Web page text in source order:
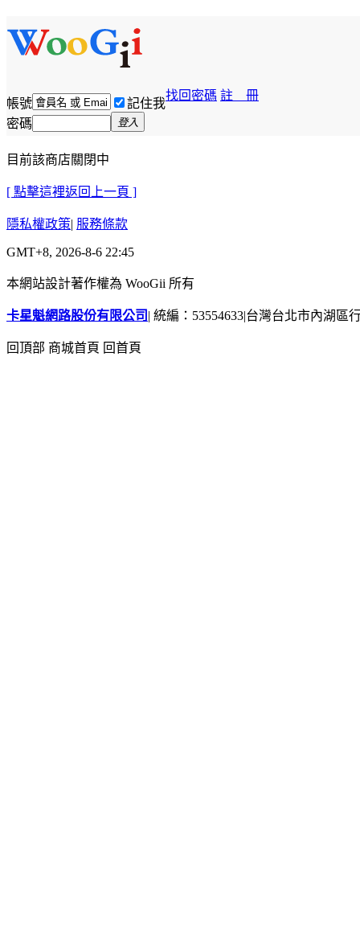
帳號 記住我
找回密碼 註 冊
密碼 登入
目前該商店關閉中
[ 點擊這裡返回上一頁 ]
隱私權政策| 服務條款
GMT+8, 2026-8-6 22:45
本網站設計著作權為 WooGii 所有
卡星魁網路股份有限公司 | 統編：53554633|台灣台北市內湖區
回頂部 商城首頁 回首頁